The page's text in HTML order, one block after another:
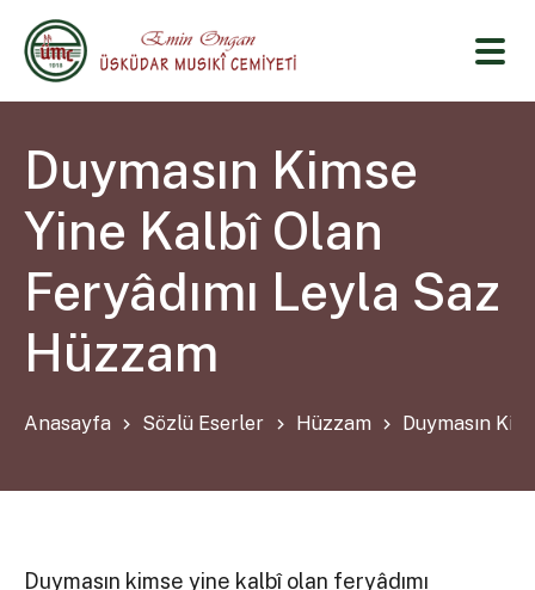
Duymasın Kimse
Yine Kalbî Olan
Feryâdımı Leyla Saz
Hüzzam
Anasayfa Sözlü Eserler Hüzzam Duymasın
Duymasın kimse yine kalbî olan feryâdımı